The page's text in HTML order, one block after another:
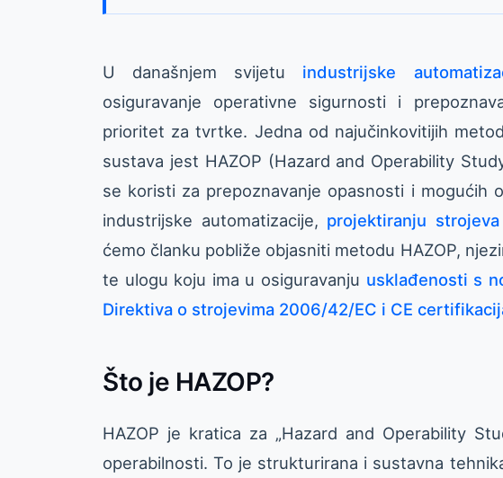
U današnjem svijetu industrijske
osiguravanje operativne sigurnosti i
prioritet za tvrtke. Jedna od najučinkovitijih
sustava jest HAZOP (Hazard and Operability
se koristi za prepoznavanje opasnosti i mogućih
industrijske automatizacije, projektiranju strojeva
ćemo članku pobliže objasniti metodu HAZOP,
te ulogu koju ima u osiguravanju usklađenosti s
Direktiva o strojevima 2006/42/EC i CE
Što je HAZOP?
HAZOP je kratica za „Hazard and Operability
operabilnosti. To je strukturirana i sustavna